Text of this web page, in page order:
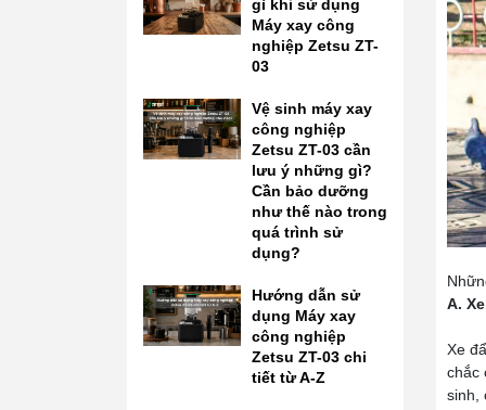
A.
Xe
chắc
sinh,
gì khi sử dụng
Máy xay công
nghiệp Zetsu ZT-
03
Vệ sinh máy xay
công nghiệp
Zetsu ZT-03 cần
lưu ý những gì?
Cần bảo dưỡng
như thế nào trong
quá trình sử
dụng?
Hướng dẫn sử
dụng Máy xay
công nghiệp
Zetsu ZT-03 chi
tiết từ A-Z